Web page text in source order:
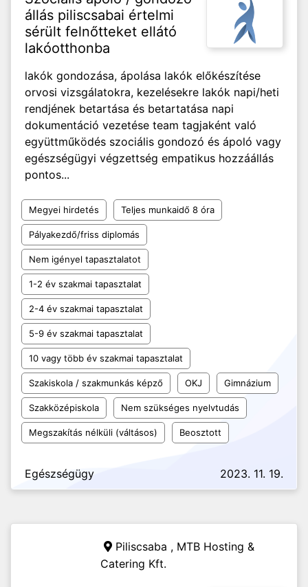
állás piliscsabai értelmi
sérült felnőtteket ellátó
lakóotthonba
lakók gondozása, ápolása lakók előkészítése
orvosi vizsgálatokra, kezelésekre lakók napi/heti
rendjének betartása és betartatása napi
dokumentáció vezetése team tagjaként való
együttműködés szociális gondozó és ápoló vagy
egészségügyi végzettség empatikus hozzáállás
pontos...
Megyei hirdetés Teljes munkaidő 8 óra
Pályakezdő/friss diplomás
Nem igényel tapasztalatot
1-2 év szakmai tapasztalat
2-4 év szakmai tapasztalat
5-9 év szakmai tapasztalat
10 vagy több év szakmai tapasztalat
Szakiskola / szakmunkás képző OKJ Gimnázium
Szakközépiskola Nem szükséges nyelvtudás
Megszakítás nélküli (váltásos) Beosztott
Egészségügy 2023. 11. 19.
Piliscsaba , MTB Hosting &
Catering Kft.